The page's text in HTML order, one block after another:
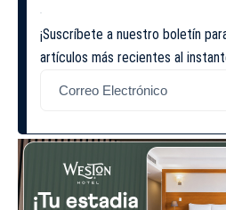
¡Suscríbete a nuestro boletín
artículos más recientes al